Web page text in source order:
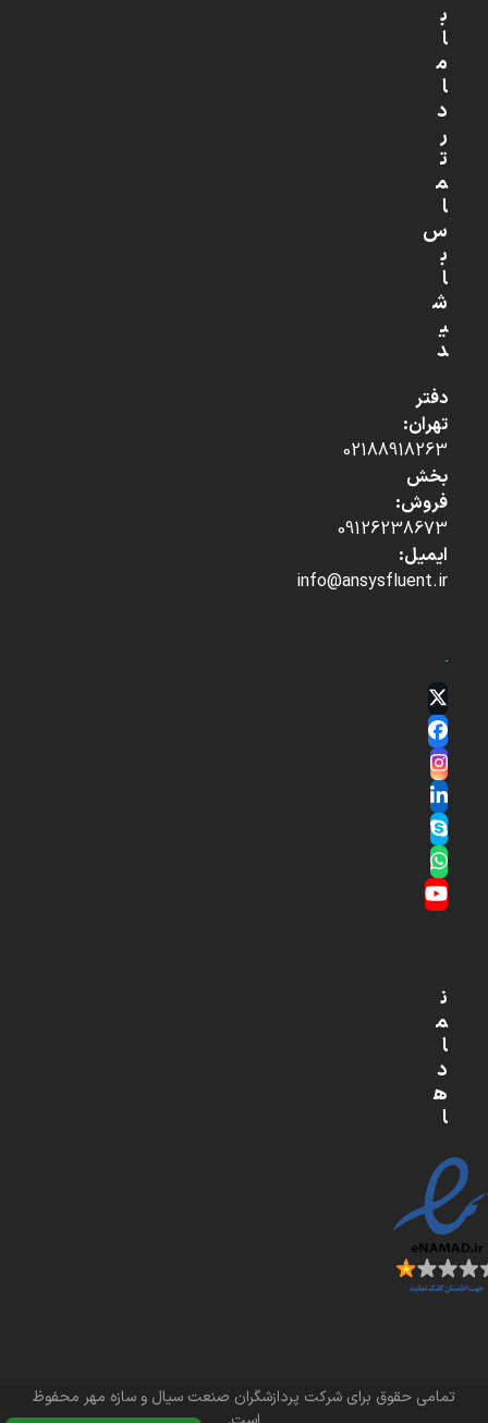
ب
ا
م
ا
د
ر
ت
م
ا
س
ب
ا
ش
ی
د
دفتر
تهران:
02188918263
بخش
فروش:
09126238673
ایمیل:
info@ansysfluent.ir
Twitter
(deprecated)
Facebook
Instagram
LinkedIn
Skype
Whatsapp
YouTube
ن
م
ا
د
ه
ا
تمامی حقوق برای شرکت پردازشگران صنعت سیال و سازه مهر محفوظ